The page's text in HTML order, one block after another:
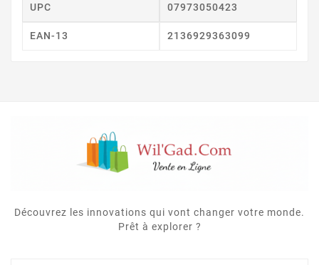
UPC 07973050423
EAN-13 2136929363099
Découvrez les innovations qui vont changer votre monde.
Prêt à explorer ?